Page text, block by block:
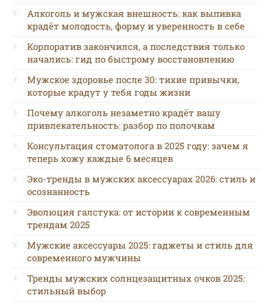
Алкоголь и мужская внешность: как выпивка
крадёт молодость, форму и уверенность в себе
Корпоратив закончился, а последствия только
начались: гид по быстрому восстановлению
Мужское здоровье после 30: тихие привычки,
которые крадут у тебя годы жизни
Почему алкоголь незаметно крадёт вашу
привлекательность: разбор по полочкам
Консультация стоматолога в 2025 году: зачем я
теперь хожу каждые 6 месяцев
Эко-тренды в мужских аксессуарах 2026: стиль и
осознанность
Эволюция галстука: от истории к современным
трендам 2025
Мужские аксессуары 2025: гаджеты и стиль для
современного мужчины
Тренды мужских солнцезащитных очков 2025:
стильный выбор